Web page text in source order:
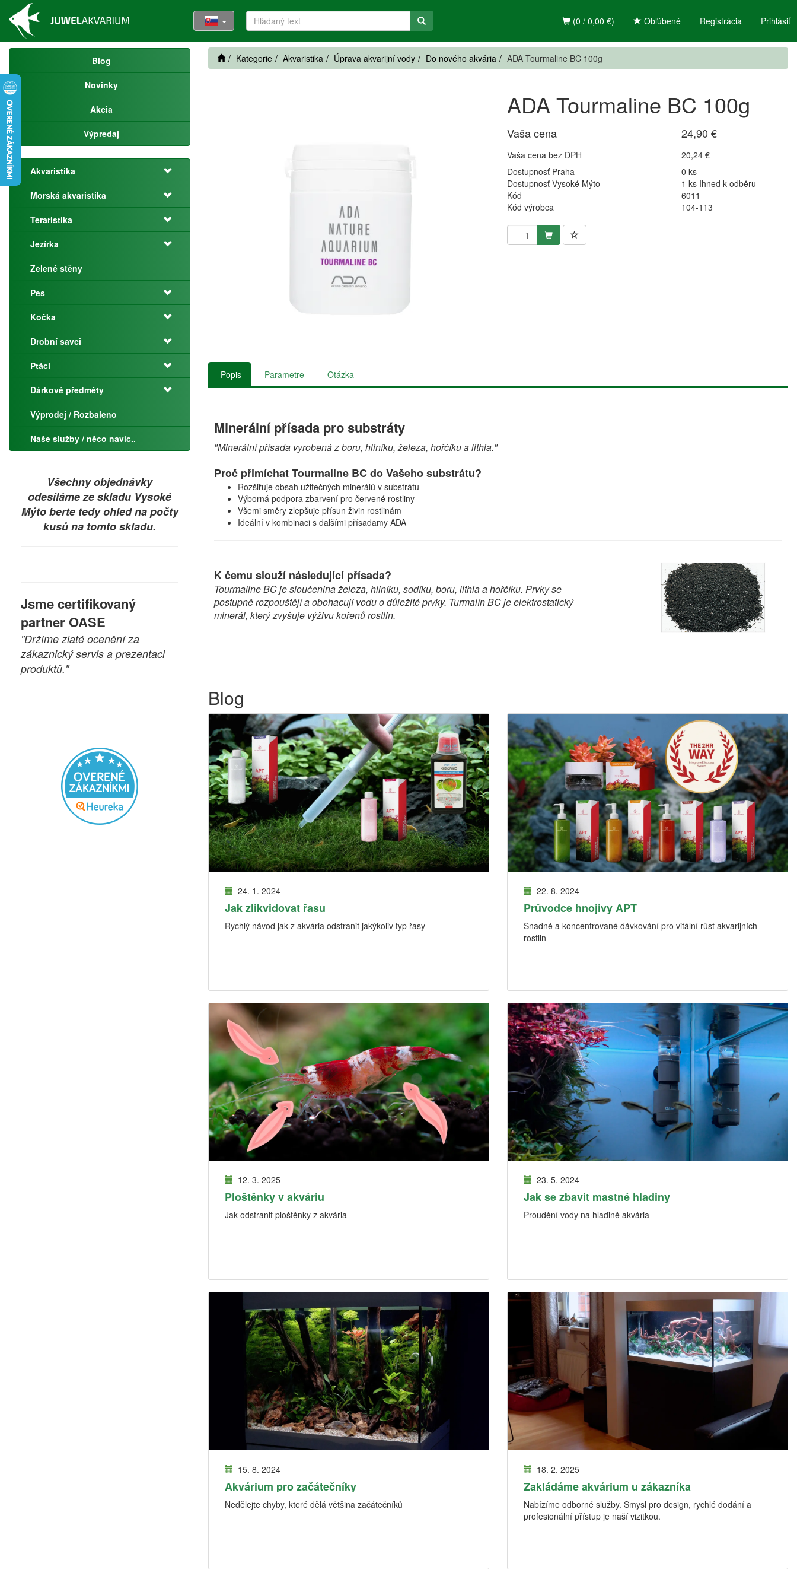
Registrácia Prihlásiť
(0 / 0,00 €) Obľúbené
Blog
Novinky
Akcia
Výpredaj
Akvaristika
Morská akvaristika
Teraristika
Jezírka
Zelené stěny
Pes
Kočka
Drobní savci
Ptáci
Dárkové předměty
Výprodej / Rozbaleno
Naše služby / něco navíc..
Všechny objednávky
odesíláme ze skladu Vysoké
Mýto berte tedy ohled na počty
kusů na tomto skladu.
Jsme certifikovaný
partner OASE
"Držíme zlaté ocenění za
zákaznický servis a prezentaci
produktů."
Kategorie Akvaristika Úprava akvarijní vody Do nového akvária ADA Tourmaline BC 100g
ADA Tourmaline BC 100g
Vaša cena 24,90 €
Vaša cena bez DPH
20,24 €
Dostupnosť Praha
0 ks
Dostupnosť Vysoké Mýto
1 ks Ihned k odběru
Kód
6011
Kód výrobca
104-113
Popis Parametre Otázka
Minerální přísada pro substráty
"Minerální přísada vyrobená z boru, hliníku, železa, hořčíku a lithia."
Proč přimíchat Tourmaline BC do Vašeho substrátu?
Rozšiřuje obsah užitečných minerálů v substrátu
Výborná podpora zbarvení pro červené rostliny
Všemi směry zlepšuje přísun živin rostlinám
Ideální v kombinaci s dalšími přísadamy ADA
K čemu slouží následující přísada?
Tourmaline BC je sloučenina železa, hliníku, sodíku, boru, lithia a hořčíku. Prvky se
postupně rozpouštějí a obohacují vodu o důležité prvky. Turmalín BC je elektrostatický
minerál, který zvyšuje výživu kořenů rostlin.
Blog
24. 1. 2024
Jak zlikvidovat řasu
Rychlý návod jak z akvária odstranit jakýkoliv typ řasy
22. 8. 2024
Průvodce hnojivy APT
Snadné a koncentrované dávkování pro vitální růst akvarijních
rostlin
12. 3. 2025
Ploštěnky v akváriu
Jak odstranit ploštěnky z akvária
23. 5. 2024
Jak se zbavit mastné hladiny
Proudění vody na hladině akvária
15. 8. 2024
Akvárium pro začátečníky
Nedělejte chyby, které dělá většina začátečníků
18. 2. 2025
Zakládáme akvárium u zákazníka
Nabízíme odborné služby. Smysl pro design, rychlé dodání a
profesionální přístup je naší vizitkou.